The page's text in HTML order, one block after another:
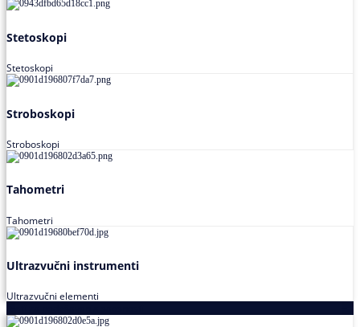
Stetoskopi
Stetoskopi
Stroboskopi
Stroboskopi
Tahometri
Tahometri
Ultrazvučni instrumenti
Ultrazvučni elementi